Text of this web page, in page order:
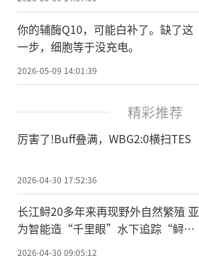
你的辅酶Q10，可能白补了。缺了这
一步，细胞等于没充电。
2026-05-09 14:01:39
精彩推荐
厉害了!Buff叠满，WBG2:0横扫TES
2026-04-30 17:52:36
长江鲟20多年来再现野外自然繁殖 亚
为智能造“千里眼”水下追踪“鲟宝
2026-04-30 09:05:12